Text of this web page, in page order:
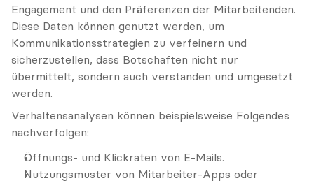
Engagement und den Präferenzen der Mitarbeitenden.
Diese Daten können genutzt werden, um
Kommunikationsstrategien zu verfeinern und
sicherzustellen, dass Botschaften nicht nur
übermittelt, sondern auch verstanden und umgesetzt
werden.
Verhaltensanalysen können beispielsweise Folgendes
nachverfolgen:
Öffnungs- und Klickraten von E-Mails.
Nutzungsmuster von Mitarbeiter-Apps oder